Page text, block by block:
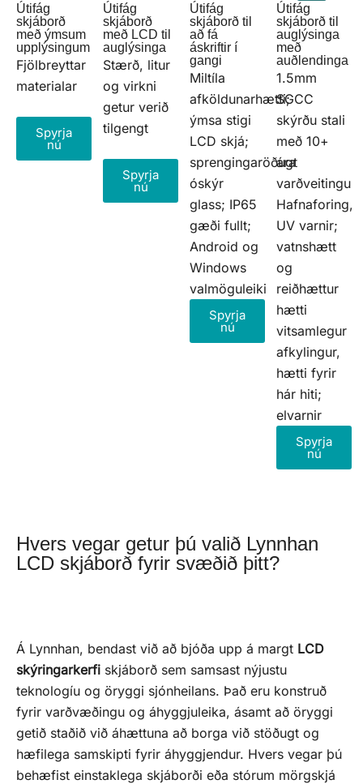
Útifág
skjáborð
með ýmsum
upplýsingum
Fjölbreyttar
materialar
Spyrja
nú
Útifág
skjáborð
með LCD til
auglýsinga
Stærð, litur
og virkni
getur verið
tilgengt
Spyrja
nú
Útifág
skjáborð til
að fá
áskriftir í
gangi
Miltíla
afköldunarhætti;
ýmsa stigi
LCD skjá;
sprengingaröðugt
óskýr
glass; IP65
gæði fullt;
Android og
Windows
valmöguleiki
Spyrja
nú
Útifág
skjáborð til
auglýsinga
með
auðlendinga
1.5mm
SGCC
skýrðu stali
með 10+
ára
varðveitingu
Hafnaforing,
UV varnir;
vatnshætt
og
reiðhættur
hætti
vitsamlegur
afkylingur,
hætti fyrir
hár hiti;
elvarnir
Spyrja
nú
Hvers vegar getur þú valið Lynnhan
LCD skjáborð fyrir svæðið þitt?
Á Lynnhan, bendast við að bjóða upp á margt LCD
skýringarkerfi skjáborð sem samsast nýjustu
teknologíu og öryggi sjónheilans. Það eru konstruð
fyrir varðvæðingu og áhyggjuleika, ásamt að öryggi
getið staðið við áhættuna að borga við stöðugt og
hæfilega samskipti fyrir áhyggjendur. Hvers vegar þú
behæfist einstaklega skjáborði eða stórum mörgskjá